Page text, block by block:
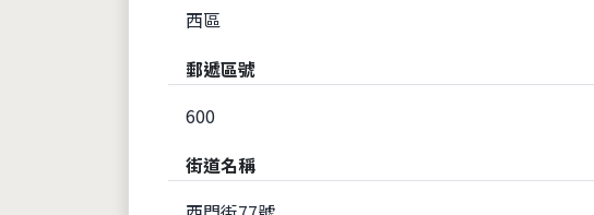
西區
郵遞區號
600
街道名稱